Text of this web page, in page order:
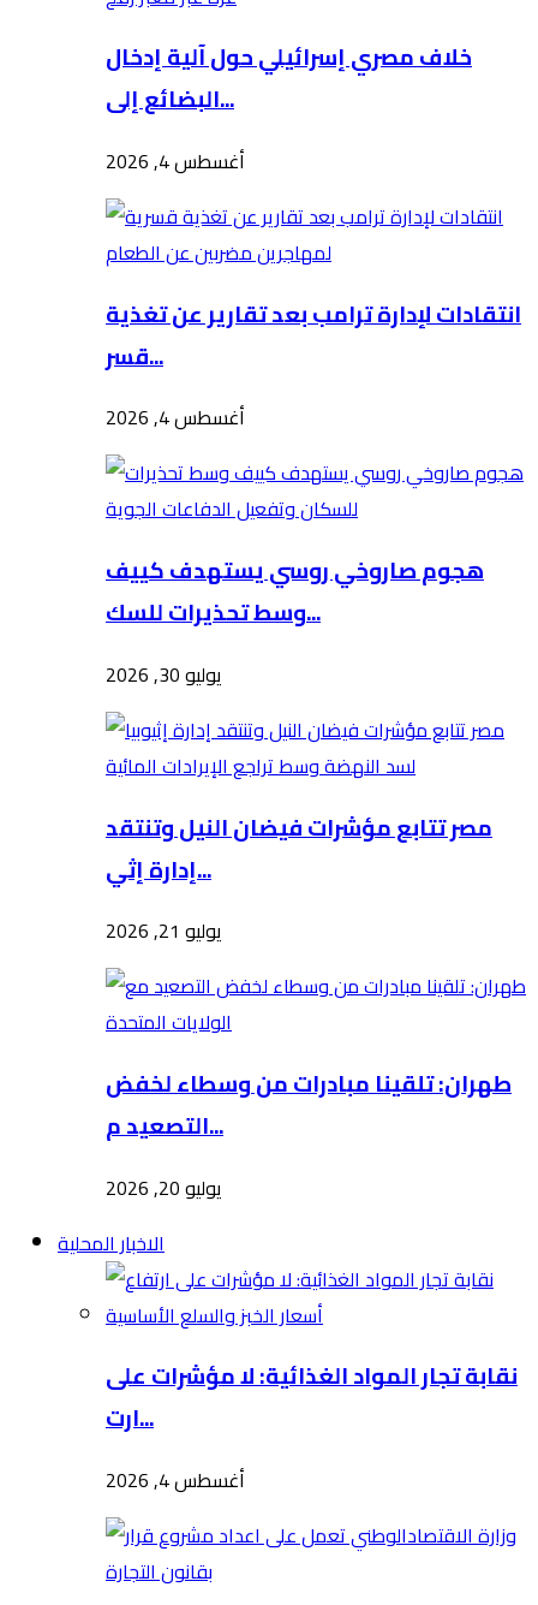
خلاف مصري إسرائيلي حول آلية إدخال
البضائع إلى...
أغسطس 4, 2026
انتقادات لإدارة ترامب بعد تقارير عن تغذية
قسر...
أغسطس 4, 2026
هجوم صاروخي روسي يستهدف كييف
وسط تحذيرات للسك...
يوليو 30, 2026
مصر تتابع مؤشرات فيضان النيل وتنتقد
إدارة إثي...
يوليو 21, 2026
طهران: تلقينا مبادرات من وسطاء لخفض
التصعيد م...
يوليو 20, 2026
الاخبار المحلية
نقابة تجار المواد الغذائية: لا مؤشرات على
ارت...
أغسطس 4, 2026